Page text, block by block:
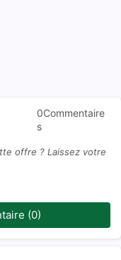
0Commentaire
s
offre ? Laissez votre
(0)